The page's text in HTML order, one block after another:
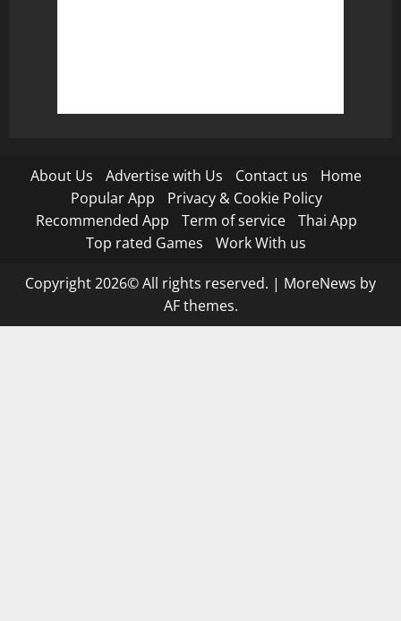
About Us Advertise with Us Contact us
Home
Popular App
Privacy & Cookie Policy
Recommended App
Term of service
Thai App
Top rated Games
Work With us
Copyright 2026© All rights reserved. | MoreNews by
AF themes.